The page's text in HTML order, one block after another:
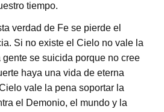
tiempo.
verdad de Fe se pierde el
Si no existe el Cielo no vale la
se suicida porque no cree
haya una vida de eterna
vale la pena soportar la
el Demonio, el mundo y la